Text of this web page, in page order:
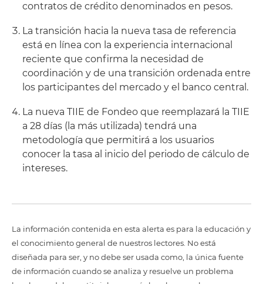
contratos de crédito denominados en pesos.
La transición hacia la nueva tasa de referencia
está en línea con la experiencia internacional
reciente que confirma la necesidad de
coordinación y de una transición ordenada entre
los participantes del mercado y el banco central.
La nueva TIIE de Fondeo que reemplazará la TIIE
a 28 días (la más utilizada) tendrá una
metodología que permitirá a los usuarios
conocer la tasa al inicio del periodo de cálculo de
intereses.
La información contenida en esta alerta es para la educación y
el conocimiento general de nuestros lectores. No está
diseñada para ser, y no debe ser usada como, la única fuente
de información cuando se analiza y resuelve un problema